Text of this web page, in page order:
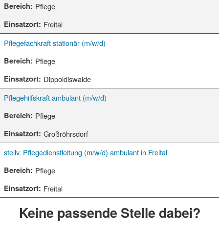
Pflege
Freital
Pflegefachkraft stationär (m/w/d)
Pflege
Dippoldiswalde
Pflegehilfskraft ambulant (m/w/d)
Pflege
Großröhrsdorf
stellv. Pflegedienstleitung (m/w/d) ambulant in Freital
Pflege
Freital
Keine passende Stelle dabei?